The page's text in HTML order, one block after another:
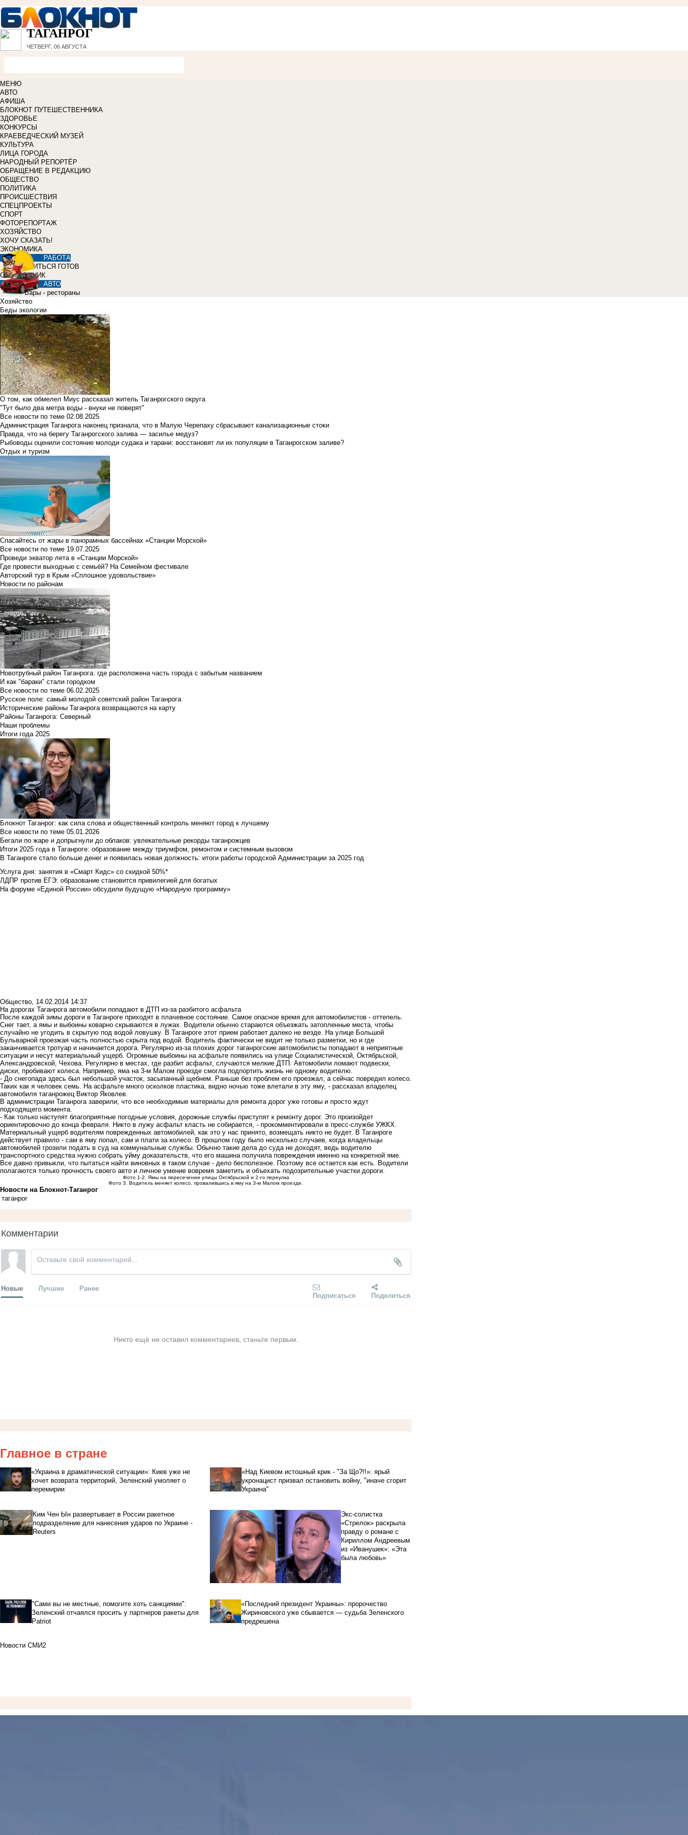
ТАГАНРОГ
ЧЕТВЕРГ, 06 АВГУСТА
МЕНЮ
АВТО
АФИША
БЛОКНОТ ПУТЕШЕСТВЕННИКА
ЗДОРОВЬЕ
КОНКУРСЫ
КРАЕВЕДЧЕСКИЙ МУЗЕЙ
КУЛЬТУРА
ЛИЦА ГОРОДА
НАРОДНЫЙ РЕПОРТЁР
ОБРАЩЕНИЕ В РЕДАКЦИЮ
ОБЩЕСТВО
ПОЛИТИКА
ПРОИСШЕСТВИЯ
СПЕЦПРОЕКТЫ
СПОРТ
ФОТОРЕПОРТАЖ
ХОЗЯЙСТВО
ХОЧУ СКАЗАТЬ!
ЭКОНОМИКА
РАБОТА
УЧИТЬСЯ ГОТОВ
СПРАВОЧНИК
АВТО
Бары - рестораны
Хозяйство
Беды экологии
О том, как обмелел Миус рассказал житель Таганрогского округа
"Тут было два метра воды - внуки не поверят"
Все новости по теме 02.08.2025
Администрация Таганрога наконец признала, что в Малую Черепаху сбрасывают канализационные стоки
Правда, что на берегу Таганрогского залива — засилье медуз?
Рыбоводы оценили состояние молоди судака и тарани: восстановят ли их популяции в Таганрогском заливе?
Отдых и туризм
Спасайтесь от жары в панорамных бассейнах «Станции Морской»
Все новости по теме 19.07.2025
Проведи экватор лета в «Станции Морской»
Где провести выходные с семьёй? На Семейном фестивале
Авторский тур в Крым «Сплошное удовольствие»
Новости по районам
Новотрубный район Таганрога: где расположена часть города с забытым названием
И как "бараки" стали городком
Все новости по теме 06.02.2025
Русское поле: самый молодой советский район Таганрога
Исторические районы Таганрога возвращаются на карту
Районы Таганрога: Северный
Наши проблемы
Итоги года 2025
Блокнот Таганрог: как сила слова и общественный контроль меняют город к лучшему
Все новости по теме 05.01.2026
Бегали по жаре и допрыгнули до облаков: увлекательные рекорды таганрожцев
Итоги 2025 года в Таганроге: образование между триумфом, ремонтом и системным вызовом
В Таганроге стало больше денег и появилась новая должность: итоги работы городской Администрации за 2025 год
Услуга дня: занятия в «Смарт Кидс» со скидкой 50%*
ЛДПР против ЕГЭ: образование становится привилегией для богатых
На форуме «Единой России» обсудили будущую «Народную программу»
Общество, 14.02.2014 14:37
На дорогах Таганрога автомобили попадают в ДТП из-за разбитого асфальта
После каждой зимы дороги в Таганроге приходят в плачевное состояние. Самое опасное время для автомобилистов - оттепель.
Снег тает, а ямы и выбоины коварно скрываются в лужах. Водители обычно стараются объезжать затопленные места, чтобы
случайно не угодить в скрытую под водой ловушку. В Таганроге этот прием работает далеко не везде. На улице Большой
Бульварной проезжая часть полностью скрыта под водой. Водитель фактически не видит не только разметки, но и где
заканчивается тротуар и начинается дорога. Регулярно из-за плохих дорог таганрогские автомобилисты попадают в неприятные
ситуации и несут материальный ущерб. Огромные выбоины на асфальте появились на улице Социалистической, Октябрьской,
Александровской, Чехова. Регулярно в местах, где разбит асфальт, случаются мелкие ДТП. Автомобили ломают подвески,
диски, пробивают колеса. Например, яма на 3-м Малом проезде смогла подпортить жизнь не одному водителю.
- До снегопада здесь был небольшой участок, засыпанный щебнем. Раньше без проблем его проезжал, а сейчас повредил колесо.
Таких как я человек семь. На асфальте много осколков пластика, видно ночью тоже влетали в эту яму, - рассказал владелец
автомобиля таганрожец Виктор Яковлев.
В администрации Таганрога заверили, что все необходимые материалы для ремонта дорог уже готовы и просто ждут
подходящего момента.
- Как только наступят благоприятные погодные условия, дорожные службы приступят к ремонту дорог. Это произойдет
ориентировочно до конца февраля. Никто в лужу асфальт класть не собирается, - прокомментировали в пресс-службе УЖКХ.
Материальный ущерб водителям поврежденных автомобилей, как это у нас принято, возмещать никто не будет. В Таганроге
действует правило - сам в яму попал, сам и плати за колесо. В прошлом году было несколько случаев, когда владельцы
автомобилей грозили подать в суд на коммунальные службы. Обычно такие дела до суда не доходят, ведь водителю
транспортного средства нужно собрать уйму доказательств, что его машина получила повреждения именно на конкретной яме.
Все давно привыкли, что пытаться найти виновных в таком случае - дело бесполезное. Поэтому все остается как есть. Водители
полагаются только прочность своего авто и личное умение вовремя заметить и объехать подозрительные участки дороги.
Фото 1-2. Ямы на пересечении улицы Октябрьской и 2-го переулка
Фото 3. Водитель меняет колесо, провалившись в яму на 3-м Малом проезде.
Новости на Блoкнoт-Таганрог
таганрог
Комментарии
Новые Лучшие Ранее
Подписаться Поделиться
Никто ещё не оставил комментариев, станьте первым.
Главное в стране
«Украина в драматической ситуации»: Киев уже не
хочет возврата территорий, Зеленский умоляет о
перемирии
«Над Киевом истошный крик - "За Що?!!»: ярый
укронацист призвал остановить войну, "иначе сгорит
Украина"
Ким Чен Ын развертывает в России ракетное
подразделение для нанесения ударов по Украине -
Reuters
Экс-солистка
«Стрелок» раскрыла
правду о романе с
Кириллом Андреевым
из «Иванушек»: «Эта
была любовь»
"Сами вы не местные, помогите хоть санкциями":
Зеленский отчаялся просить у партнеров ракеты для
Patriot
«Последний президент Украины»: пророчество
Жириновского уже сбывается — судьба Зеленского
предрешена
Новости СМИ2